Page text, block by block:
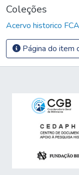
Coleções
Acervo historico FCA
Página do item